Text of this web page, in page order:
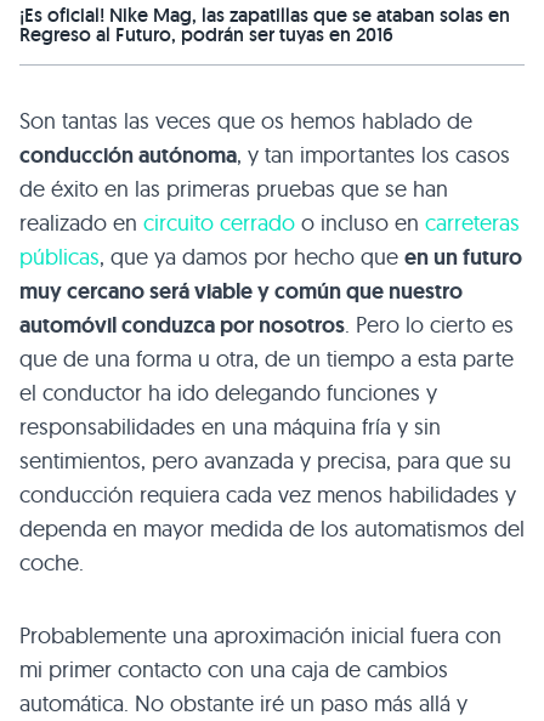
¡Es oficial! Nike Mag, las zapatillas que se ataban solas en
Regreso al Futuro, podrán ser tuyas en 2016
Son tantas las veces que os hemos hablado de
conducción autónoma, y tan importantes los casos
de éxito en las primeras pruebas que se han
realizado en circuito cerrado o incluso en carreteras
públicas, que ya damos por hecho que en un futuro
muy cercano será viable y común que nuestro
automóvil conduzca por nosotros. Pero lo cierto es
que de una forma u otra, de un tiempo a esta parte
el conductor ha ido delegando funciones y
responsabilidades en una máquina fría y sin
sentimientos, pero avanzada y precisa, para que su
conducción requiera cada vez menos habilidades y
dependa en mayor medida de los automatismos del
coche.
Probablemente una aproximación inicial fuera con
mi primer contacto con una caja de cambios
automática. No obstante iré un paso más allá y